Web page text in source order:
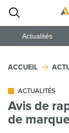
Actualités
ACCUEIL
ACTUALITÉS
Avis de
de